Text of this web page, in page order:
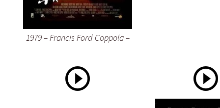
1979 – Francis Ford Coppola –